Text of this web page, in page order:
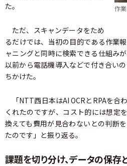
作
た。
ただ、スキャンデータをため
るだけでは、当初の目的である作業
ャニングと同時に検索できる仕組み
以前から電話機導入などで付き合い
ちかけた。
「NTT西日本はAI OCRとRPAを合
くれたのですが、コスト的には想定
換えても費用が見合わないとの判断
たのです」と振り返る。
課題を切り分け、データの保